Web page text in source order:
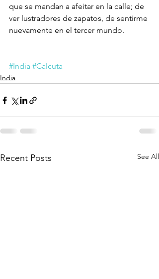
que se mandan a afeitar en la calle; de
ver lustradores de zapatos, de sentirme
nuevamente en el tercer mundo.
#India #Calcuta
India
Recent Posts See All